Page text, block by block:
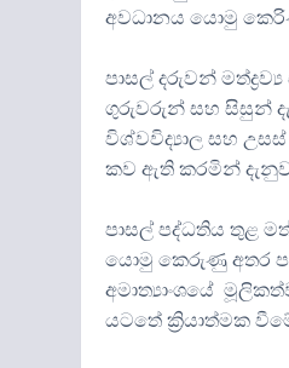
අවධානය යොමු
පාසල් දරුවන්
ගුරුවරුන් සහ සිසුන්
විශ්වවිද්‍යාල සහ
කව ඇති කරමින්
පාසල් පද්ධතිය තුළ
යොමු කෙරුණු අතර
අමාත්‍යාංශයේ
යටතේ ක්‍රියාත්මක